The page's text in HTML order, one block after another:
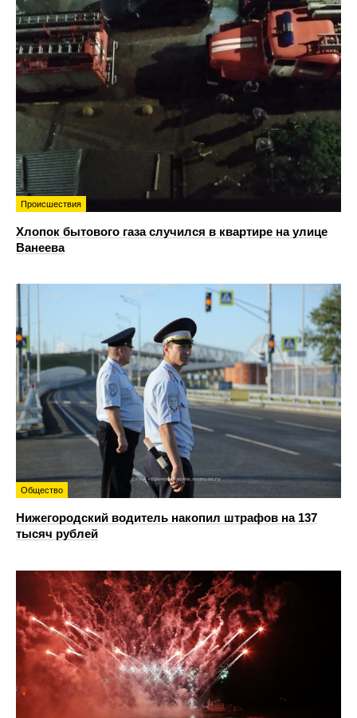
Происшествия
Хлопок бытового газа случился в квартире на улице
Ванеева
Общество
Нижегородский водитель накопил штрафов на 137
тысяч рублей